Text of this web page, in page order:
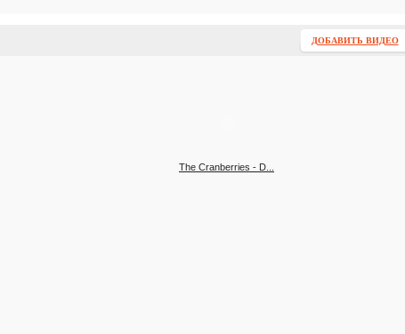
ДОБАВИТЬ ВИДЕО
The Cranberries - D...